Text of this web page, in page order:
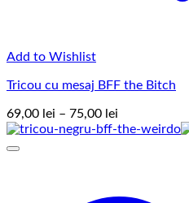
Add to Wishlist
Tricou cu mesaj BFF the Bitch
69,00 lei – 75,00 lei
de